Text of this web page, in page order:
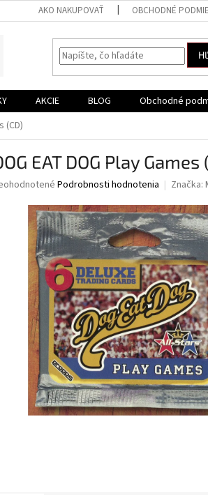
AKO NAKUPOVAŤ OBCHODNÉ
AKCIE BLOG Obchodné
(CD)
EAT DOG Play Games
Podrobnosti hodnotenia Značka: